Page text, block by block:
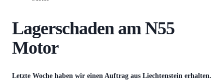
Lagerschaden am N55
Motor
Letzte Woche haben wir einen Auftrag aus Liechtenstein erhalten.